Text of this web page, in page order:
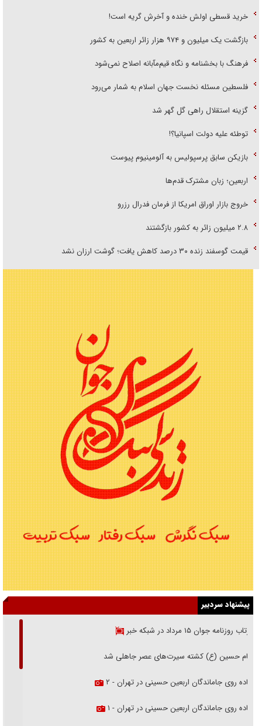
خرید قسطی اولش خنده و آخرش گریه است!
بازگشت یک میلیون و ۹۷۴ هزار زائر اربعین به کشور
فرهنگ با بخشنامه و نگاه قیم‌مآبانه اصلاح نمی‌شود
فلسطین مسئله نخست جهان اسلام به شمار می‌رود
گزینه استقلال راهی گل گهر شد
توطئه علیه دولت اسپانیا؟!
بازیکن سابق پرسپولیس به آلومینیوم پیوست
اربعین؛ زبان مشترک قدم‌ها
خروج بازار اوراق امریکا از فرمان فدرال رزرو
۲.۸ میلیون زائر به کشور بازگشتند
قیمت گوسفند زنده ۳۰ درصد کاهش یافت؛ گوشت ارزان نشد
پیشنهاد سردبیر
بازتاب روزنامه جوان ۱۵ مرداد در شبکه خبر
امام حسین (ع) کشته سیرت‌های عصر جاهلی شد
پیاده روی جاماندگان اربعین حسینی در تهران - ۲
پیاده روی جاماندگان اربعین حسینی در تهران - ۱